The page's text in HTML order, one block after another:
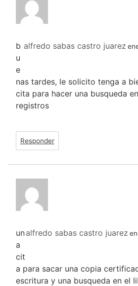
alfredo sabas castro juarez
b
u
e
nas tardes, le solicito tenga a
cita para hacer una busqueda
registros
Responder
alfredo sabas castro juarez
un
a
cit
a para sacar una copia
escritura y una busqueda en el